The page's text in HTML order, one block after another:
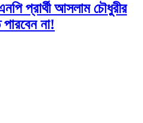
প্রার্থী আসলাম চৌধুরীর
পারবেন না!